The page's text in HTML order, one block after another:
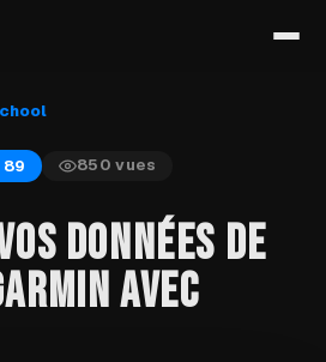
850 vues
DONNÉES DE
AVEC